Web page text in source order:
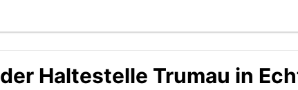
Haltestelle Trumau in